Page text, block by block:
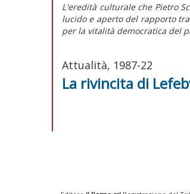
L'eredità culturale che Pietro
lucido e aperto del rapporto
per la vitalità democratica del
Attualità, 1987-22
La rivincita di